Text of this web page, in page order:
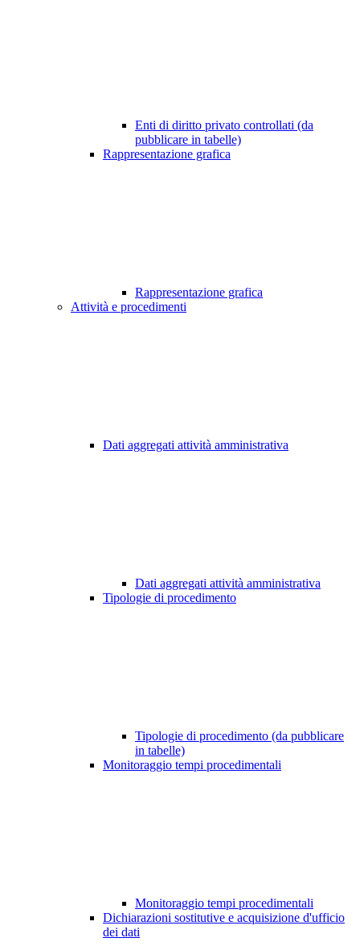
Enti di diritto privato controllati (da
pubblicare in tabelle)
Rappresentazione grafica
Rappresentazione grafica
Attività e procedimenti
Dati aggregati attività amministrativa
Dati aggregati attività amministrativa
Tipologie di procedimento
Tipologie di procedimento (da pubblicare
in tabelle)
Monitoraggio tempi procedimentali
Monitoraggio tempi procedimentali
Dichiarazioni sostitutive e acquisizione d'ufficio
dei dati